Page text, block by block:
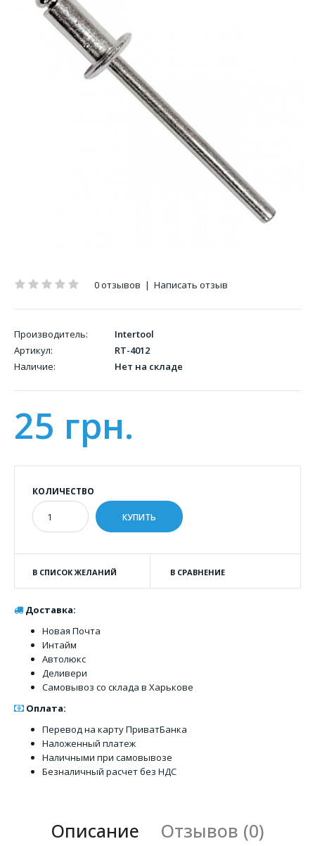
0 отзывов | Написать отзыв
Производитель:
Intertool
Артикул:
RT-4012
Наличие:
Нет на складе
25 грн.
КОЛИЧЕСТВО
В СПИСОК ЖЕЛАНИЙ В СРАВНЕНИЕ
Доставка:
Новая Почта
Интайм
Автолюкс
Деливери
Самовывоз со склада в Харькове
Оплата:
Перевод на карту ПриватБанка
Наложенный платеж
Наличными при самовывозе
Безналичный расчет без НДС
Описание Отзывов (0)